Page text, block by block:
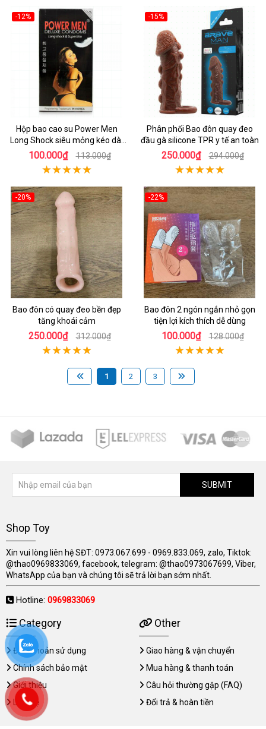
-12%
Hộp bao cao su Power Men
Long Shock siêu mỏng kéo dài
thời gian
100.000₫ 113.000₫
-15%
Phân phối Bao đôn quay đeo
đầu gà silicone TPR y tế an toàn
250.000₫ 294.000₫
-20%
Bao đôn có quay đeo bền đẹp
tăng khoái cảm
250.000₫ 312.000₫
-22%
Bao đôn 2 ngón ngắn nhỏ gọn
tiện lợi kích thích dễ dùng
100.000₫ 128.000₫
1 2 3
SUBMIT
Shop Toy
Xin vui lòng liên hệ SĐT: 0973.067.699 - 0969.833.069, zalo, Tiktok:
@thao0969833069, facebook, telegram: @thao0973067699, Viber,
WhatsApp của bạn và chúng tôi sẽ trả lời bạn sớm nhất.
Hotline: 0969833069
Category
Điều khoản sử dụng
Chính sách bảo mật
Giới thiệu
Liên hệ
Other
Giao hàng & vận chuyển
Mua hàng & thanh toán
Câu hỏi thường gặp (FAQ)
Đổi trả & hoàn tiền